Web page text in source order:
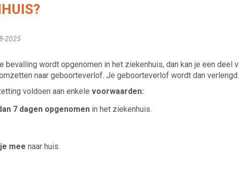
2025
bevalling wordt opgenomen in het ziekenhuis, dan kan je een deel
naar geboorteverlof. Je geboorteverlof wordt dan verlengd.
voldoen aan enkele voorwaarden:
7 dagen opgenomen in het ziekenhuis.
mee naar huis.